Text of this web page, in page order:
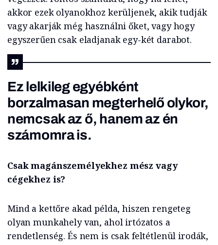
akkor ezek olyanokhoz kerüljenek, akik tudják
vagy akarják még használni őket, vagy hogy
egyszerűen csak eladjanak egy-két darabot.
Ez lelkileg egyébként
borzalmasan megterhelő olykor,
nemcsak az ő, hanem az én
számomra is.
Csak magánszemélyekhez mész vagy
cégekhez is?
Mind a kettőre akad példa, hiszen rengeteg
olyan munkahely van, ahol irtózatos a
rendetlenség. És nem is csak feltétlenül irodák,